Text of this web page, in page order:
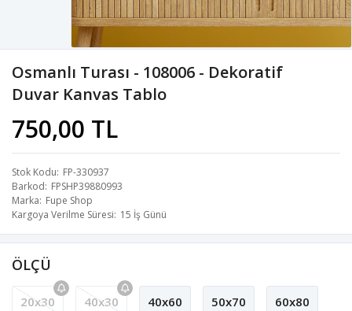
Osmanlı Turası - 108006 - Dekoratif
Duvar Kanvas Tablo
750,00 TL
Stok Kodu FP-330937
Barkod FPSHP39880993
Marka Fupe Shop
Kargoya Verilme Süresi 15 İş Günü
ÖLÇÜ
20x30 40x30 40x60 50x70 60x80